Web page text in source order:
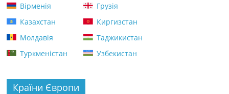
Вірменія
Грузія
Казахстан
Киргизстан
Молдавія
Таджикистан
Туркменістан
Узбекистан
Країни Європи